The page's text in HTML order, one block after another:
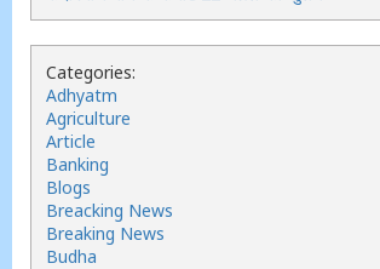
Categories:
Adhyatm
Agriculture
Article
Banking
Blogs
Breacking News
Breaking News
Budha